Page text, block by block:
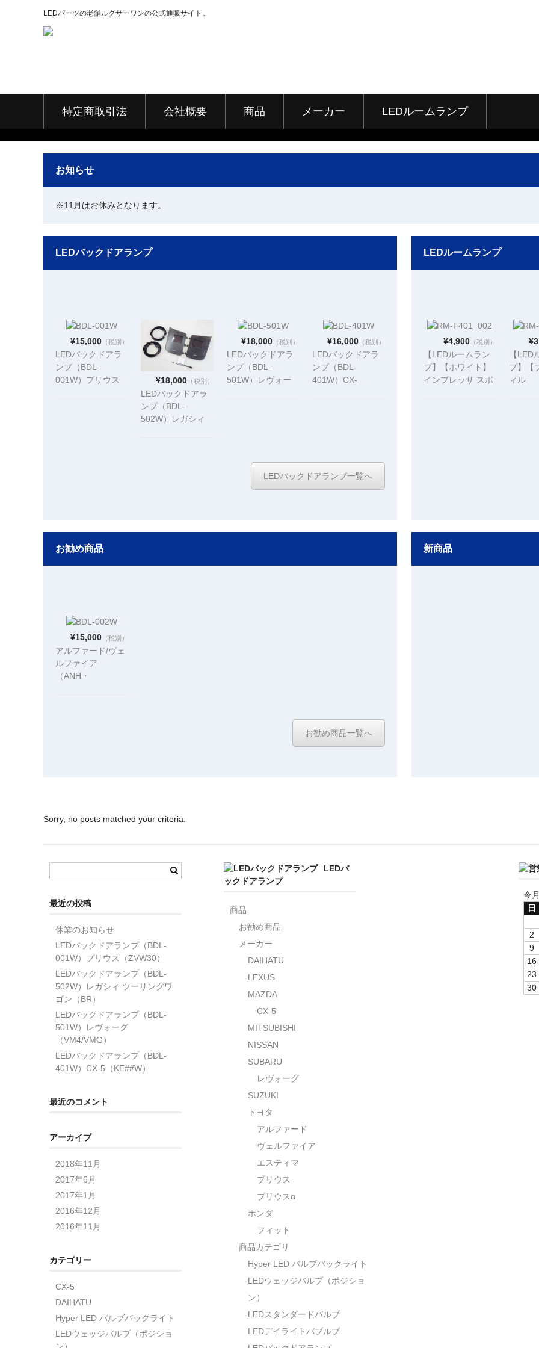
LEDパーツの老舗ルクサーワンの公式通販サイト。
特定商取引法 会社概要 商品 メーカー LEDルームランプ
お知らせ
※11月はお休みとなります。
LEDバックドアランプ
¥15,000（税別）
LEDバックドアラ
ンプ（BDL-
001W）プリウス
¥18,000 （税別）
LEDバックドアラ
ンプ（BDL-
502W）レガシィ
¥18,000 （税別）
LEDバックドアラ
ンプ（BDL-
501W）レヴォー
¥16,000（税別）
LEDバックドアラ
ンプ（BDL-
401W）CX-
LEDバックドアランプ一覧へ
LEDルームランプ
¥4,900（税別）
【LEDルームラン
プ】【ホワイト】
インプレッサ スポ
【LED
プ】【
ィル
お勧め商品
¥15,000（税別）
アルファード/ヴェ
ルファイア
（ANH・
お勧め商品一覧へ
新商品
Sorry, no posts matched your criteria.
最近の投稿
休業のお知らせ
LEDバックドアランプ（BDL-
001W）プリウス（ZVW30）
LEDバックドアランプ（BDL-
502W）レガシィ ツーリングワ
ゴン（BR）
LEDバックドアランプ（BDL-
501W）レヴォーグ
（VM4/VMG）
LEDバックドアランプ（BDL-
401W）CX-5（KE##W）
最近のコメント
アーカイブ
2018年11月
2017年6月
2017年1月
2016年12月
2016年11月
カテゴリー
CX-5
DAIHATU
Hyper LED バルブバックライト
LEDウェッジバルブ（ポジショ
LEDバ
ックドアランプ
商品
お勧め商品
メーカー
DAIHATU
LEXUS
MAZDA
CX-5
MITSUBISHI
NISSAN
SUBARU
レヴォーグ
SUZUKI
トヨタ
アルファード
ヴェルファイア
エスティマ
プリウス
プリウスα
ホンダ
フィット
商品カテゴリ
Hyper LED バルブバックライト
LEDウェッジバルブ（ポジショ
ン）
LEDスタンダードバルブ
LEDデイライトバブルブ
今
日
2
9
16
23
30